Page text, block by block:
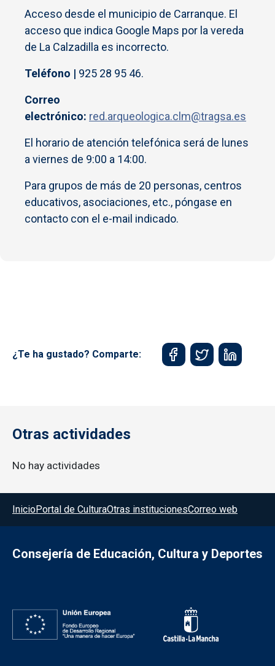
Acceso desde el municipio de Carranque. El
acceso que indica Google Maps por la vereda
de La Calzadilla es incorrecto.
Teléfono | 925 28 95 46.
Correo
electrónico: red.arqueologica.clm@tragsa.es
El horario de atención telefónica será de lunes
a viernes de 9:00 a 14:00.
Para grupos de más de 20 personas, centros
educativos, asociaciones, etc., póngase en
contacto con el e-mail indicado.
¿Te ha gustado? Comparte:
Otras actividades
No hay actividades
Menú del pie
InicioPortal de CulturaOtras institucionesCorreo web
Consejería de Educación, Cultura y Deportes